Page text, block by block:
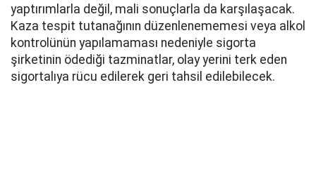
yaptırımlarla değil, mali sonuçlarla da karşılaşacak.
Kaza tespit tutanağının düzenlenememesi veya alkol
kontrolünün yapılamaması nedeniyle sigorta
şirketinin ödediği tazminatlar, olay yerini terk eden
sigortalıya rücu edilerek geri tahsil edilebilecek.